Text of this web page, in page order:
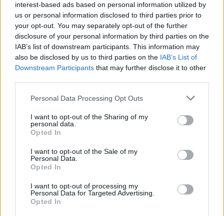
interest-based ads based on personal information utilized by
us or personal information disclosed to third parties prior to
your opt-out. You may separately opt-out of the further
disclosure of your personal information by third parties on the
IAB’s list of downstream participants. This information may
also be disclosed by us to third parties on the IAB’s List of
Downstream Participants that may further disclose it to other
Please note that this website/app uses one or more Google
not limited to your visit or usage behaviour. You may click to
grant or deny consent to Google and its third-party tags to
use your data for below specified purposes in below Google
consent section.
Personal Data Processing Opt Outs
I want to opt-out of the Sharing of my
personal data.
Opted In
I want to opt-out of the Sale of my
Personal Data.
Opted In
I want to opt-out of processing my
Personal Data for Targeted Advertising.
Opted In
Plan de comidas semanal con recetas rápidas y
económicas
RECETAS